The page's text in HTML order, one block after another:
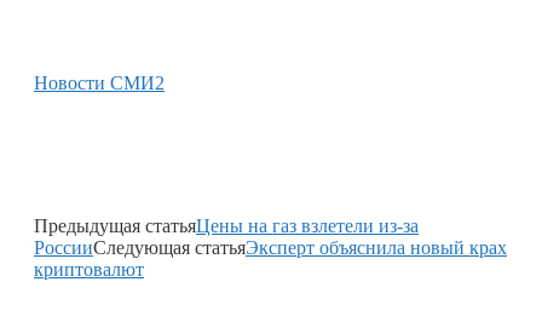
Новости СМИ2
Предыдущая статьяЦены на газ взлетели из-за
РоссииСледующая статьяЭксперт объяснила новый крах
криптовалют